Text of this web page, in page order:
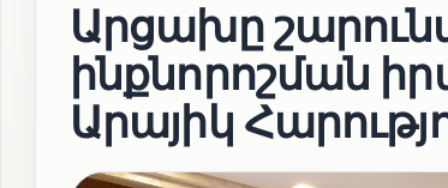
Արցախը
ինքնորոշման
Արայիկ